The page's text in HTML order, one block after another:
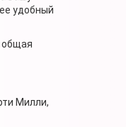
удобный
общая
Милли,